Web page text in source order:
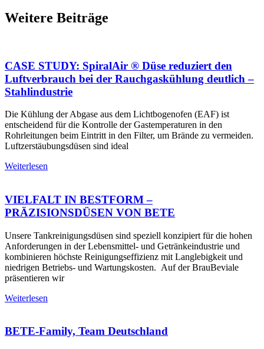
Weitere Beiträge
CASE STUDY: SpiralAir ® Düse reduziert den
Luftverbrauch bei der Rauchgaskühlung deutlich –
Stahlindustrie
Die Kühlung der Abgase aus dem Lichtbogenofen (EAF) ist
entscheidend für die Kontrolle der Gastemperaturen in den
Rohrleitungen beim Eintritt in den Filter, um Brände zu vermeiden.
Luftzerstäubungsdüsen sind ideal
Weiterlesen
VIELFALT IN BESTFORM –
PRÄZISIONSDÜSEN VON BETE
Unsere Tankreinigungsdüsen sind speziell konzipiert für die hohen
Anforderungen in der Lebensmittel- und Getränkeindustrie und
kombinieren höchste Reinigungseffizienz mit Langlebigkeit und
niedrigen Betriebs- und Wartungskosten. Auf der BrauBeviale
präsentieren wir
Weiterlesen
BETE-Family, Team Deutschland